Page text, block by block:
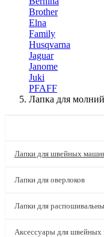
Brother
Elna
Family
Husqvarna
Jaguar
Janome
Juki
PFAFF
Лапка для
Лапки для швейных
Лапки для оверлоков
Лапки для
Аксессуары для